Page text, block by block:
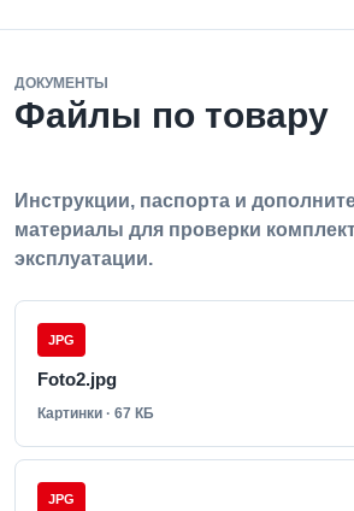
ДОКУМЕНТЫ
Файлы по товару
Инструкции, паспорта и
материалы для проверки
эксплуатации.
JPG
Foto2.jpg
Картинки · 67 КБ
JPG